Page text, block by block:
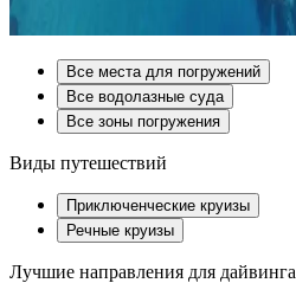
Все места для погружений
Все водолазные суда
Все зоны погружения
Виды путешествий
Приключенческие круизы
Речные круизы
Лучшие направления для дайвинга